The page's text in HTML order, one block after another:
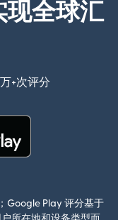
现全球汇
+次评分
Google Play 评分基于